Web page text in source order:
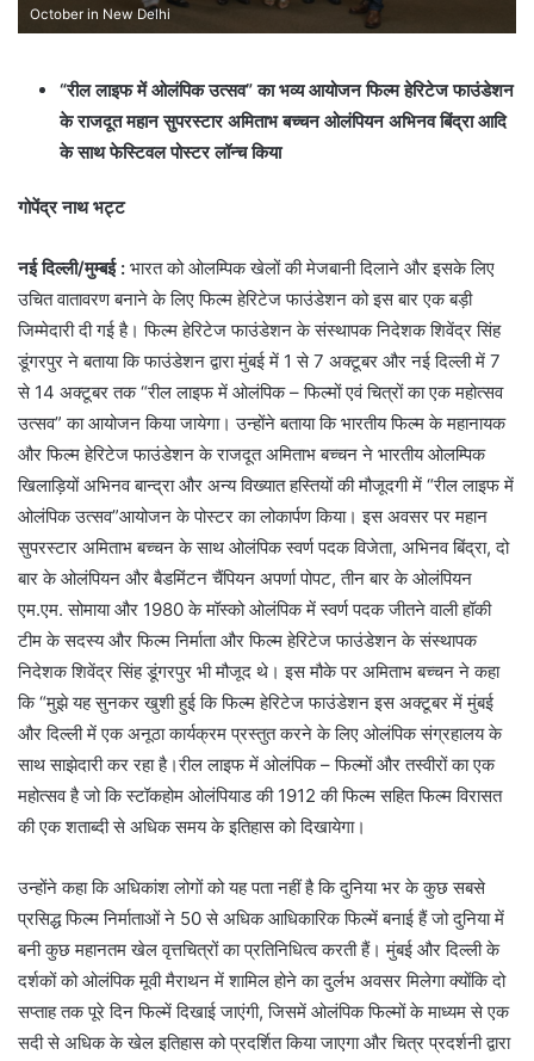
October in New Delhi
“रील लाइफ में ओलंपिक उत्सव” का भव्य आयोजन फिल्म हेरिटेज फाउंडेशन
के राजदूत महान सुपरस्टार अमिताभ बच्चन ओलंपियन अभिनव बिंद्रा आदि
के साथ फेस्टिवल पोस्टर लॉन्च किया
गोपेंद्र नाथ भट्ट
नई दिल्ली/मुम्बई : भारत को ओलम्पिक खेलों की मेजबानी दिलाने और इसके लिए
उचित वातावरण बनाने के लिए फिल्म हेरिटेज फाउंडेशन को इस बार एक बड़ी
जिम्मेदारी दी गई है। फिल्म हेरिटेज फाउंडेशन के संस्थापक निदेशक शिवेंद्र सिंह
डूंगरपुर ने बताया कि फाउंडेशन द्वारा मुंबई में 1 से 7 अक्टूबर और नई दिल्ली में 7
से 14 अक्टूबर तक “रील लाइफ में ओलंपिक – फिल्मों एवं चित्रों का एक महोत्सव
उत्सव” का आयोजन किया जायेगा। उन्होंने बताया कि भारतीय फिल्म के महानायक
और फिल्म हेरिटेज फाउंडेशन के राजदूत अमिताभ बच्चन ने भारतीय ओलम्पिक
खिलाड़ियों अभिनव बान्द्रा और अन्य विख्यात हस्तियों की मौजूदगी में “रील लाइफ में
ओलंपिक उत्सव”आयोजन के पोस्टर का लोकार्पण किया। इस अवसर पर महान
सुपरस्टार अमिताभ बच्चन के साथ ओलंपिक स्वर्ण पदक विजेता, अभिनव बिंद्रा, दो
बार के ओलंपियन और बैडमिंटन चैंपियन अपर्णा पोपट, तीन बार के ओलंपियन
एम.एम. सोमाया और 1980 के मॉस्को ओलंपिक में स्वर्ण पदक जीतने वाली हॉकी
टीम के सदस्य और फिल्म निर्माता और फिल्म हेरिटेज फाउंडेशन के संस्थापक
निदेशक शिवेंद्र सिंह डूंगरपुर भी मौजूद थे। इस मौके पर अमिताभ बच्चन ने कहा
कि “मुझे यह सुनकर खुशी हुई कि फिल्म हेरिटेज फाउंडेशन इस अक्टूबर में मुंबई
और दिल्ली में एक अनूठा कार्यक्रम प्रस्तुत करने के लिए ओलंपिक संग्रहालय के
साथ साझेदारी कर रहा है।रील लाइफ में ओलंपिक – फिल्मों और तस्वीरों का एक
महोत्सव है जो कि स्टॉकहोम ओलंपियाड की 1912 की फिल्म सहित फिल्म विरासत
की एक शताब्दी से अधिक समय के इतिहास को दिखायेगा।
उन्होंने कहा कि अधिकांश लोगों को यह पता नहीं है कि दुनिया भर के कुछ सबसे
प्रसिद्ध फिल्म निर्माताओं ने 50 से अधिक आधिकारिक फिल्में बनाई हैं जो दुनिया में
बनी कुछ महानतम खेल वृत्तचित्रों का प्रतिनिधित्व करती हैं। मुंबई और दिल्ली के
दर्शकों को ओलंपिक मूवी मैराथन में शामिल होने का दुर्लभ अवसर मिलेगा क्योंकि दो
सप्ताह तक पूरे दिन फिल्में दिखाई जाएंगी, जिसमें ओलंपिक फिल्मों के माध्यम से एक
सदी से अधिक के खेल इतिहास को प्रदर्शित किया जाएगा और चित्र प्रदर्शनी द्वारा